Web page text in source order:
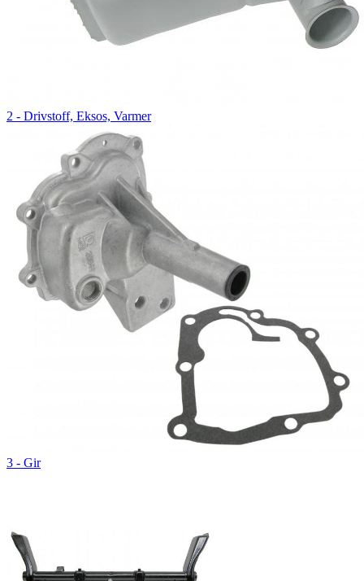
2 - Drivstoff, Eksos, Varmer
3 - Gir